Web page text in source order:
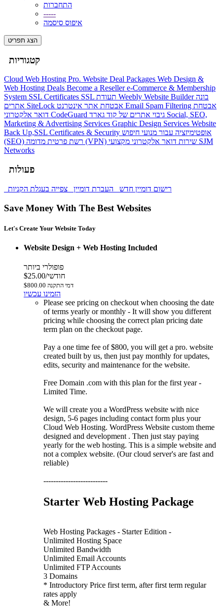
התחברות
-----
איפוס סיסמה
הצג תפריט
קטגוריות
Cloud Web Hosting Pro. Website Deal Packages Web Design &
Web Hosting Deals Become a Resellere-Commerce & Membership
System SSL Certificates Weebly Website Builderבונה
SiteLock Email Spam Filtering אבטחת
CodeGuard
Social, SEO,
Marketing & Advertising Services Graphic Design Services Website
Back Up,SSL Certificates & Security אופטימיזציה עבור מנועי חיפוש
(SEO)
רשת פרטית מדומה (VPN)
SJM
Networks
פעולות
רישום דומיין חדש העברת דומיין צפייה בעגלת הקניות
Save Money With The Best Websites
Let's Create Your Website Today
Website Design + Web Hosting Included
פופולרי ביותר
$25.00/חודשי
$800.00 דמי התקנה
הזמינו עכשיו
Please see pricing on checkout when choosing the date
of terms yearly or monthly - It will show you different
pricing while choosing the correct plan pricing date
term plan on the checkout page.
Pay a one time fee of $800, you will get a pro. website
created built by us, then just pay monthly for updates,
edits, security and maintenance for the website.
Free Domain .com with this plan for the first year -
Limited Time.
We will create you a WordPress website with nice
design, 5-6 pages including contact form plus your
Cloud Web Hosting. WordPress Website custom theme
designed and development . Then just stay paying
yearly for the web hosting. This is a simple website and
not a complex website. (Our cloud server's are fast and
reliable)
--------------------------
Starter Web Hosting Package
Web Hosting Packages - Starter Edition -
Unlimited Hosting Space
Unlimited Bandwidth
Unlimited Email Accounts
Unlimited FTP Accounts
3 Domains
* Introductory Price first term, after first term regular
rates apply
& More!